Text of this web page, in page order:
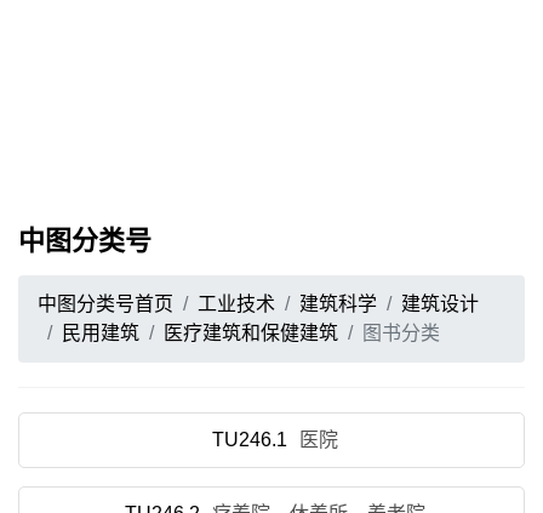
中图分类号
中图分类号首页 工业技术 建筑科学
建筑设计
民用建筑
医疗建筑和保健建筑 图书分类
TU246.1 医院